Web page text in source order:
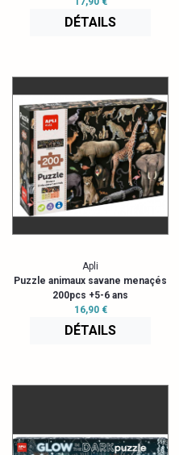
DÉTAILS
Apli
Puzzle animaux savane menaçés
200pcs +5-6 ans
16,90 €
DÉTAILS